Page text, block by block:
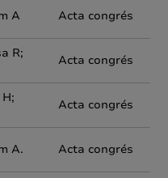
A Acta congrés
R;
Acta congrés
Acta congrés
A. Acta congrés